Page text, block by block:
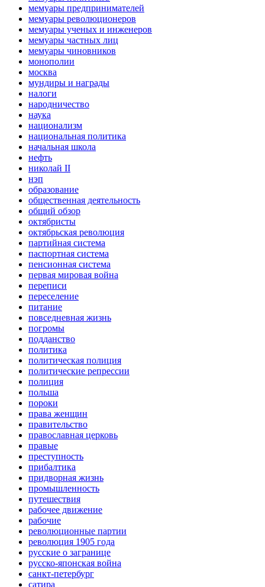
мемуары предпринимателей
мемуары революционеров
мемуары ученых и инженеров
мемуары частных лиц
мемуары чиновников
монополии
москва
мундиры и награды
налоги
народничество
наука
национализм
национальная политика
начальная школа
нефть
николай II
нэп
образование
общественная деятельность
общий обзор
октябристы
октябрьская революция
партийная система
паспортная система
пенсионная система
первая мировая война
переписи
переселение
питание
повседневная жизнь
погромы
подданство
политика
политическая полиция
политические репрессии
полиция
польша
пороки
права женщин
правительство
православная церковь
правые
преступность
прибалтика
придворная жизнь
промышленность
путешествия
рабочее движение
рабочие
революционные партии
революция 1905 года
русские о загранице
русско-японская война
санкт-петербург
сатира